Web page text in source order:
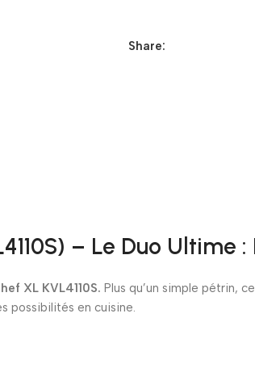
Share:
– Le Duo Ultime
XL KVL4110S. Plus qu’un simple pétrin,
possibilités en cuisine.